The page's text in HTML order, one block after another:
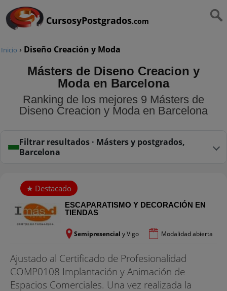
CursosyPostgrados.com
Inicio › Diseño Creación y Moda
Másters de Diseno Creacion y
Moda en Barcelona
Ranking de los mejores 9 Másters de
Diseno Creacion y Moda en Barcelona
Filtrar resultados · Másters y postgrados,
Barcelona
ESCAPARATISMO Y DECORACIÓN EN
TIENDAS
Semipresencial y Vigo Modalidad abierta
Ajustado al Certificado de Profesionalidad
COMP0108 Implantación y Animación de
Espacios Comerciales. Una vez realizada la